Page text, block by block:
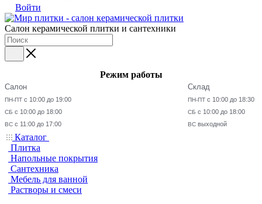
Войти
Салон керамической плитки и сантехники
Режим работы
Салон
ПН-ПТ с 10:00 до 19:00
СБ с 10:00 до 18:00
ВС с 11:00 до 17:00
Склад
ПН-ПТ с 10:00 до 18:30
СБ с 10:00 до 18:00
ВС выходной
Каталог
Плитка
Напольные покрытия
Сантехника
Мебель для ванной
Растворы и смеси